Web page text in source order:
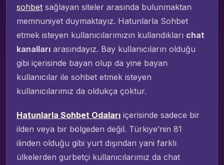
sohbet sağlayan siteler arasında bulunmaktan
memnuniyet duymaktayız. Hatunlarla Sohbet
etmek isteyen kullanıcılarımızın kullandıkları chat
kanalları arasındayız. Bay kullanıcıların olduğu
gibi içerisinde bayan olup da yine bayan
kullanıcılar ile sohbet etmek isteyen
kullanıcılarımız da oldukça çoktur.
Hatunlarla Sohbet Odaları içerisinde sadece bir
ilden veya bir bölgeden değil. Türkiye’nin 81
ilinden olduğu gibi yurt dışından yani farklı
ülkelerden gurbetçi kullanıcılarımız da chat